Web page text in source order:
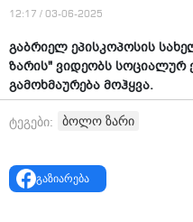
12:17 / 03-06-2025
გაბრიელ ეპისკოპოსის
ზარის" ვიდეობს სოციალურ
გამოხმაურება მოჰყვა.
"აუ, რა კარგია, რა
ნიჭის ზეიმი... ამდენი
პატარა სცენამ... სასწაული
ტეგები: ბოლო ზარი
გაზიარება